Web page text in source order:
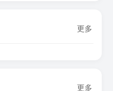
更多
更多